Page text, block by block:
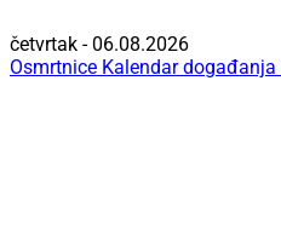
četvrtak - 06.08.2026
Osmrtnice Kalendar događanja